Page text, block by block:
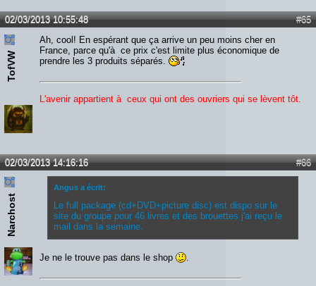
#65
02/03/2013 10:55:48
TofVW
Ah, cool! En espérant que ça arrive un peu moins cher en
France, parce qu'à ce prix c'est limite plus économique de
prendre les 3 produits séparés.
L'avenir appartient à ceux qui ont des ouvriers qui se lèvent tôt.
#66
02/03/2013 14:16:16
Narchost
Angus a écrit:
Le full package (cd+DVD+picture disc) est dispo sur le
site du groupe pour 46 livres et des brouettes j'ai reçu le
mail dans la semaine.
Je ne le trouve pas dans le shop